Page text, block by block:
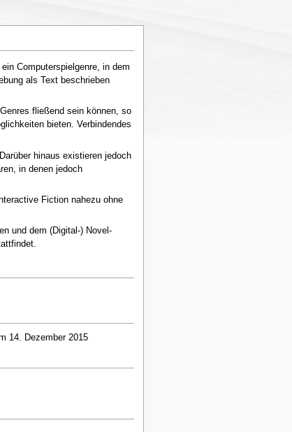
Computerspielgenre, in dem
als Text beschrieben
fließend sein können, so
bieten. Verbindendes
Darüber hinaus existieren jedoch
in denen jedoch
Fiction nahezu ohne
und dem (Digital-) Novel-
14. Dezember 2015